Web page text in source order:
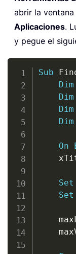
abrir la ventana
Aplicaciones.
y pegue el
Sub
Dim
Dim
Dim
Dim
On
Set
Set